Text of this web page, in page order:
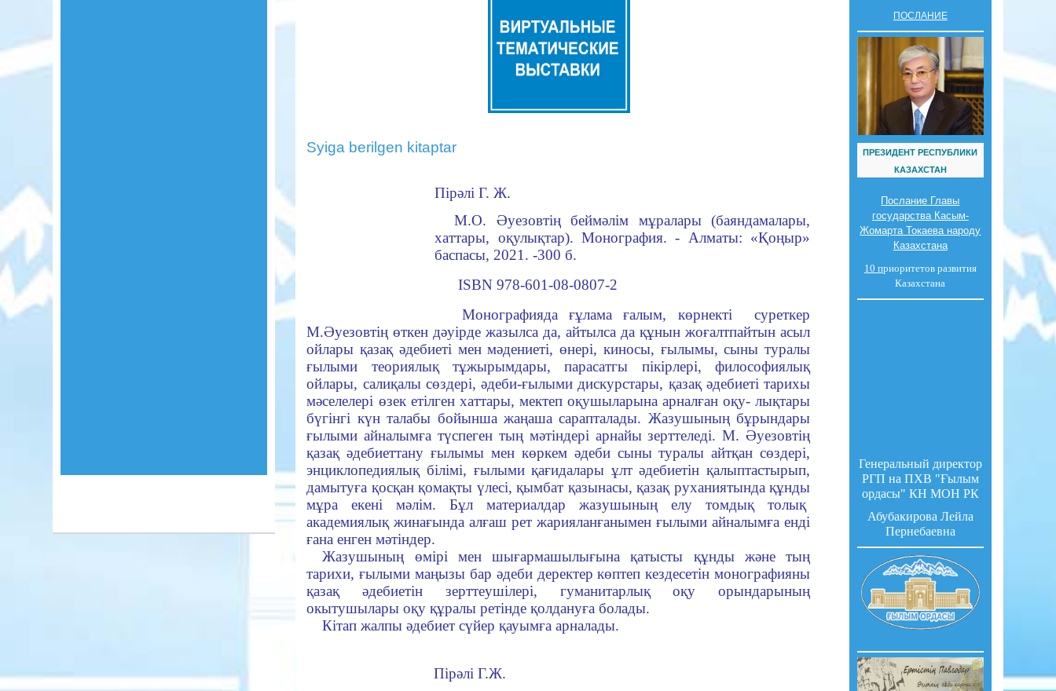
Syiga berilgen kitaptar
Пірәлі Г. Ж.
М.О. Әуезовтің беймәлім мұралары (баяндамалары,
хаттары, оқулықтар). Монография. - Алматы: «Қоңыр»
баспасы, 2021. -300 б.
ISBN 978-601-08-0807-2
Монографияда ғұлама ғалым, көрнекті суреткер
М.Әуезовтің өткен дәуірде жазылса да, айтылса да құнын жоғалтпайтын асыл
ойлары қазақ әдебиеті мен мәдениеті, өнері, киносы, ғылымы, сыны туралы
ғылыми теориялық тұжырымдары, парасатгы пікірлері, философиялық
ойлары, салиқалы сөздері, әдеби-ғылыми дискурстары, қазақ әдебиеті тарихы
мәселелері өзек етілген хаттары, мектеп оқушыларына арналған оқу- лықтары
бүгінгі күн талабы бойынша жаңаша сарапталады. Жазушының бұрындары
ғылыми айналымға түспеген тың мәтіндері арнайы зерттеледі. М. Әуезовтің
қазақ әдебиеттану ғылымы мен көркем әдеби сыны туралы айтқан сөздері,
энциклопедиялық білімі, ғылыми қағидалары ұлт әдебиетін қалыптастырып,
дамытуға қосқан қомақты үлесі, қымбат қазынасы, қазақ руханиятында құнды
мұра екені мәлім. Бұл материалдар жазушының елу томдық толық
академиялық жинағында алғаш рет жарияланғанымен ғылыми айналымға енді
ғана енген мәтіндер.
Жазушының өмірі мен шығармашылығына қатысты құнды және тың
тарихи, ғылыми маңызы бар әдеби деректер көптеп кездесетін монографияны
қазақ әдебиетін зерттеушілері, гуманитарлық оқу орындарының
окытушылары оқу құралы ретінде қолдануға болады.
Кітап жалпы әдебиет сүйер қауымға арналады.
Пірәлі Г.Ж.
ПОСЛАНИЕ
ПРЕЗИДЕНТ РЕСПУБЛИКИ
КАЗАХСТАН
Послание Главы
государства Касым-
Жомарта Токаева народу
Казахстана
10 приоритетов развития
Казахстана
Генеральный директор
РГП на ПХВ "Ғылым
ордасы" КН МОН РК
Абубакирова Лейла
Пернебаевна